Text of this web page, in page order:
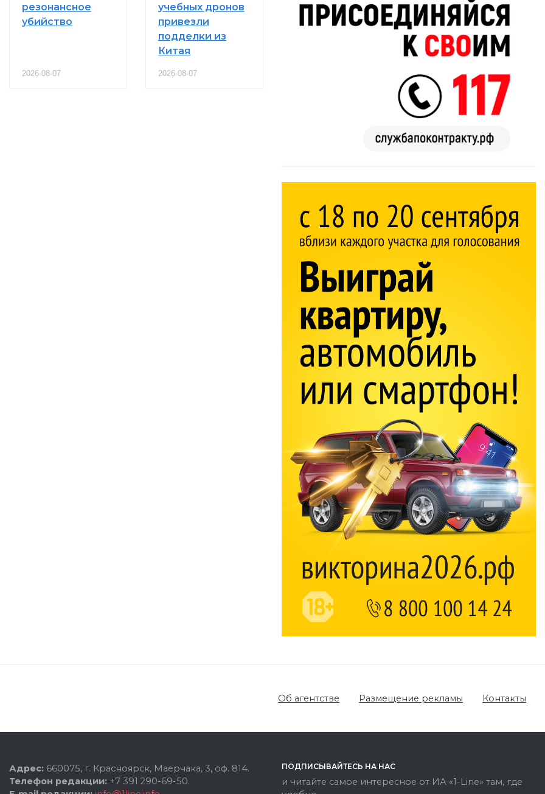
резонансное
убийство
2026-08-07
учебных дронов
привезли
подделки из
Китая
2026-08-07
Об агентстве Размещение рекламы Контакты
Адрес: 660075, г. Красноярск, Маерчака, 3, оф. 814.
Телефон редакции: +7 391 290-69-50.
ПОДПИСЫВАЙТЕСЬ НА НАС
и читайте самое интересное от ИА «1-Line» там, где